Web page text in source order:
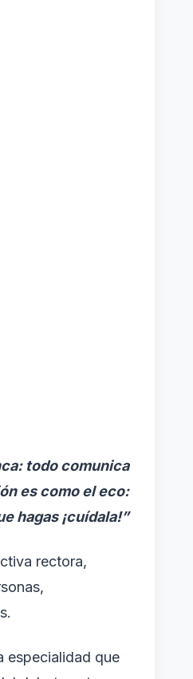
todo comunica
es como el eco:
hagas ¡cuídala!”
rectora,
especialidad que